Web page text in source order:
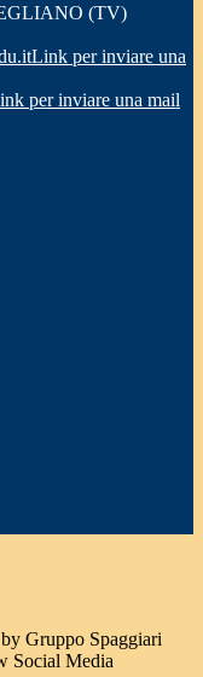
(TV)
Link per inviare una
per inviare una mail
Gruppo Spaggiari
Social Media